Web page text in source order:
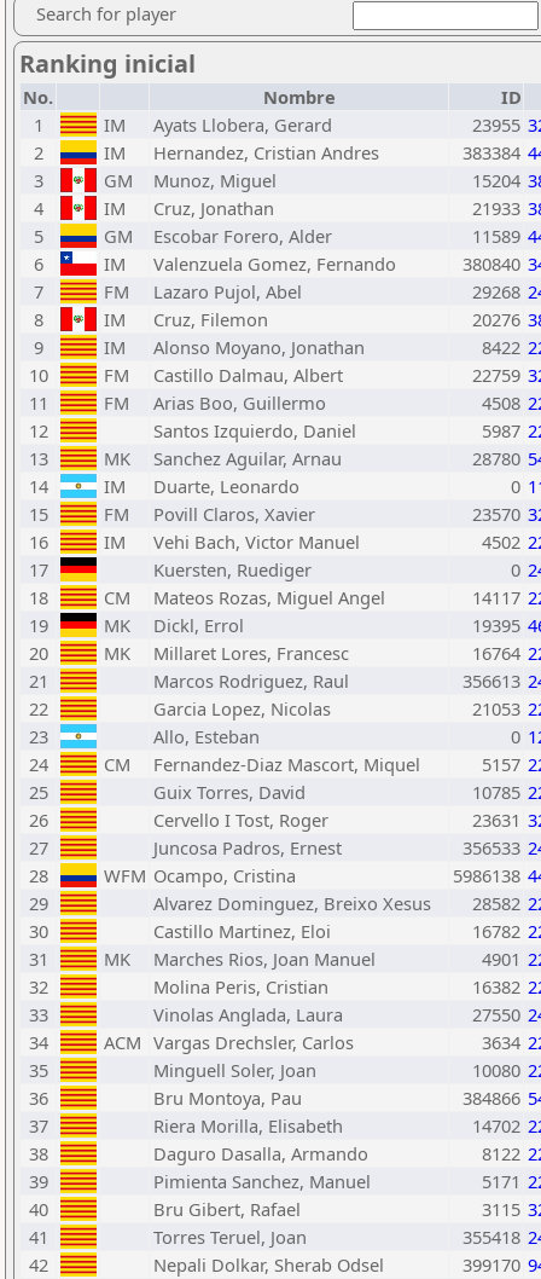
Search for player
Ranking inicial
No. Nombre
ID
1
IM Ayats Llobera, Gerard 23955
2
IM Hernandez, Cristian Andres 383384
3
GM Munoz, Miguel 15204
4
IM Cruz, Jonathan 21933
5
GM Escobar Forero, Alder 11589
6
IM Valenzuela Gomez, Fernando 380840
7
FM Lazaro Pujol, Abel 29268
8
IM Cruz, Filemon 20276
9
IM Alonso Moyano, Jonathan 8422
10
FM Castillo Dalmau, Albert 22759
11
FM Arias Boo, Guillermo 4508
12
Santos Izquierdo, Daniel 5987
13
MK Sanchez Aguilar, Arnau 28780
14
IM Duarte, Leonardo 0
15
FM Povill Claros, Xavier 23570
16
IM Vehi Bach, Victor Manuel 4502
17
Kuersten, Ruediger 0
18
CM Mateos Rozas, Miguel Angel 14117
19
MK Dickl, Errol 19395
20
MK Millaret Lores, Francesc 16764
21
Marcos Rodriguez, Raul 356613
22
Garcia Lopez, Nicolas 21053
23
Allo, Esteban 0
24
CM Fernandez-Diaz Mascort, Miquel 5157
25
Guix Torres, David 10785
26
Cervello I Tost, Roger 23631
27
Juncosa Padros, Ernest 356533
28
WFM Ocampo, Cristina 5986138
29
Alvarez Dominguez, Breixo Xesus 28582
30
Castillo Martinez, Eloi 16782
31
MK Marches Rios, Joan Manuel 4901
32
Molina Peris, Cristian 16382
33
Vinolas Anglada, Laura 27550
34
ACM Vargas Drechsler, Carlos 3634
35
Minguell Soler, Joan 10080
36
Bru Montoya, Pau 384866
37
Riera Morilla, Elisabeth 14702
38
Daguro Dasalla, Armando 8122
39
Pimienta Sanchez, Manuel 5171
40
Bru Gibert, Rafael 3115
41
Torres Teruel, Joan 355418
42
Nepali Dolkar, Sherab Odsel 399170